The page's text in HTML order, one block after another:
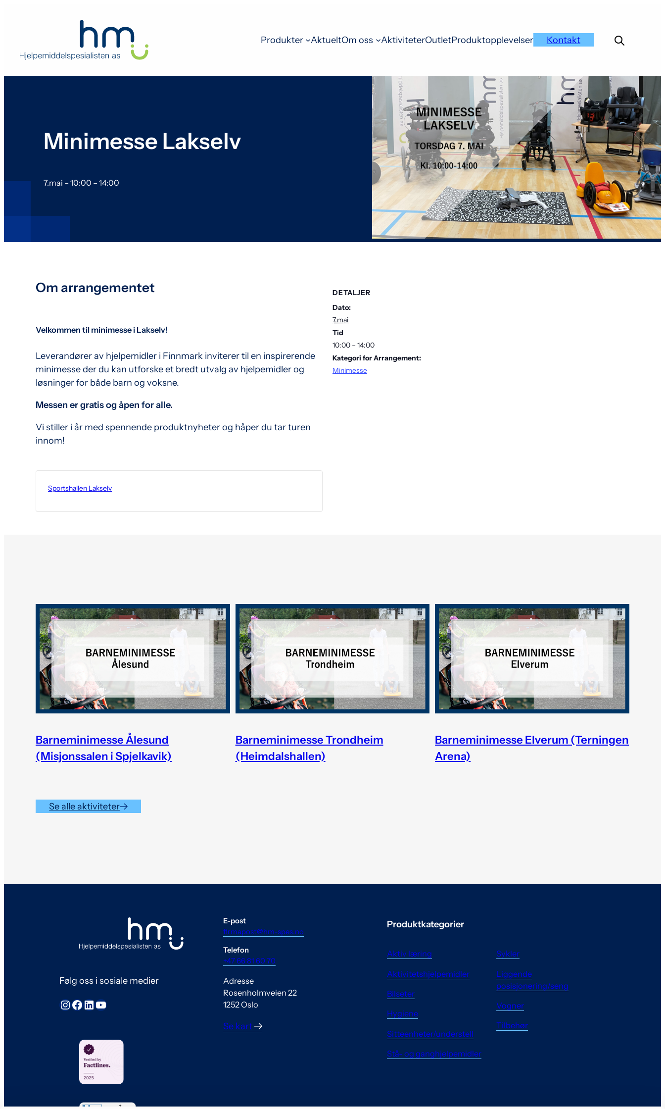
Produkter AktueltOm oss AktiviteterOutletProduktopplevelser Kontakt
Minimesse Lakselv
7.mai – 10:00 – 14:00
Om arrangementet
Velkommen til minimesse i Lakselv!
Leverandører av hjelpemidler i Finnmark inviterer til en inspirerende
minimesse der du kan utforske et bredt utvalg av hjelpemidler og
løsninger for både barn og voksne.
Messen er gratis og åpen for alle.
Vi stiller i år med spennende produktnyheter og håper du tar turen
innom!
Sportshallen Lakselv
DETALJER
Dato:
7.mai
Tid
10:00 – 14:00
Kategori for Arrangement:
Minimesse
Barneminimesse Ålesund
(Misjonssalen i Spjelkavik)
Barneminimesse Trondheim
(Heimdalshallen)
Barneminimesse Elverum (Terningen
Arena)
Se alle aktiviteter
Følg oss i sosiale medier
InstagramFacebook LinkedIn YouTube
E-post
firmapost@hm-spes.no
Telefon
+47 66 81 60 70
Adresse
Rosenholmveien 22
1252 Oslo
Se kart
Produktkategorier
Aktiv læring
Aktivitetshjelpemidler
Bilseter
Hygiene
Sitteenheter/understell
Stå- og ganghjelpemidler
Sykler
Liggende
posisjonering/seng
Vogner
Tilbehør